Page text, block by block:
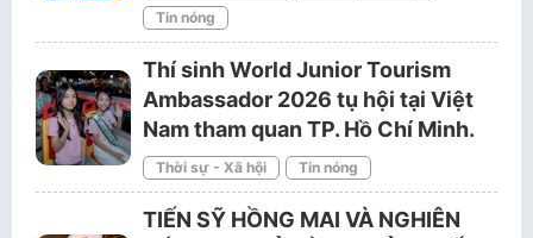
Tin nóng
Thí sinh World Junior Tourism
Ambassador 2026 tụ hội tại Việt
Nam tham quan TP. Hồ Chí Minh.
Thời sự - Xã hội Tin nóng
TIẾN SỸ HỒNG MAI VÀ NGHIÊN